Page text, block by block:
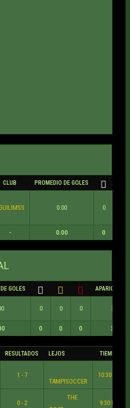
CLUB PROMEDIO DE GOLES
0.00 0
- 0.00 0
GOLES APARICIONES
0 0 0 3
0 0 0 3
RESULTADOS LEJOS TIEMPO
1 - 7
TAMPISOCCER
10:30 PM
0 - 2
THE
9:30 PM